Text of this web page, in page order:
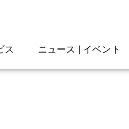
ス ニュース | イベント